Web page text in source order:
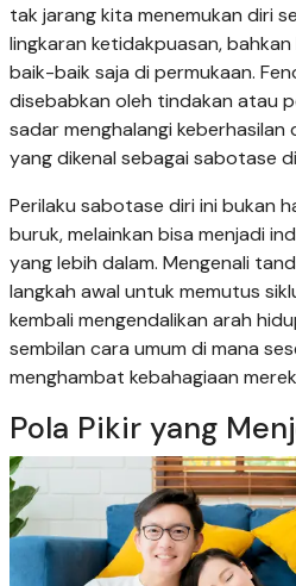
tak jarang kita menemukan diri
lingkaran ketidakpuasan,
baik-baik saja di permukaan.
disebabkan oleh tindakan atau
sadar menghalangi
yang dikenal sebagai sabotase
Perilaku sabotase diri ini bukan
buruk, melainkan bisa menjadi
yang lebih dalam. Mengenali
langkah awal untuk memutus
kembali mengendalikan arah
sembilan cara umum di mana
menghambat kebahagiaan
Pola Pikir yang